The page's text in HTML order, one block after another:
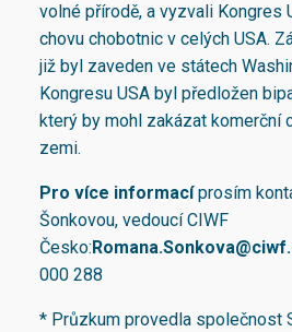
volné přírodě, a vyzvali Kongres
chovu chobotnic v celých USA.
již byl zaveden ve státech
Kongresu USA byl předložen
který by mohl zakázat komerční
zemi.
Pro více informacíprosím
Šonkovou, vedoucí CIWF
Česko:
000 288
* Průzkum provedla společnost